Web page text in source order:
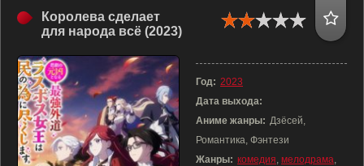
Королева сделает
для народа всё (2023)
Год: 2023
Дата выхода:
Аниме жанры: Дзёсей,
Романтика, Фэнтези
Жанры: комедия, мелодрама,